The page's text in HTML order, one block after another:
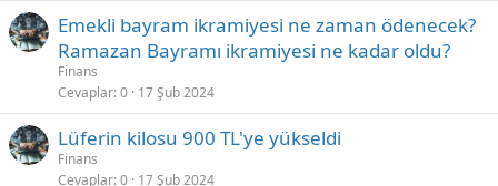
Emekli bayram ikramiyesi ne zaman ödenecek?
Ramazan Bayramı ikramiyesi ne kadar oldu?
Finans
Cevaplar 0 17 Şub 2024
Lüferin kilosu 900 TL'ye yükseldi
Finans
Cevaplar 0 17 Şub 2024